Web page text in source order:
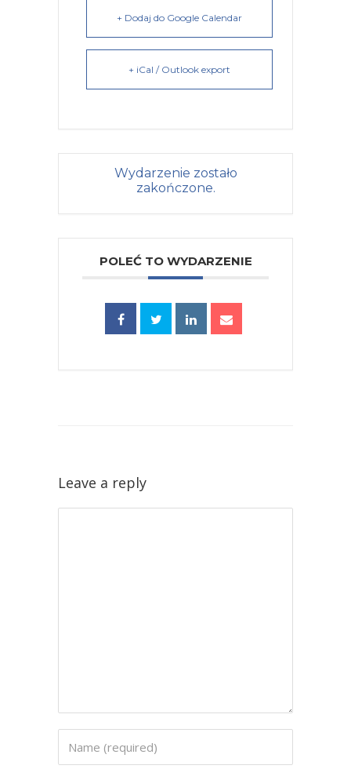
+ Dodaj do Google Calendar
+ iCal / Outlook export
Wydarzenie zostało
zakończone.
POLEĆ TO WYDARZENIE
Leave a reply